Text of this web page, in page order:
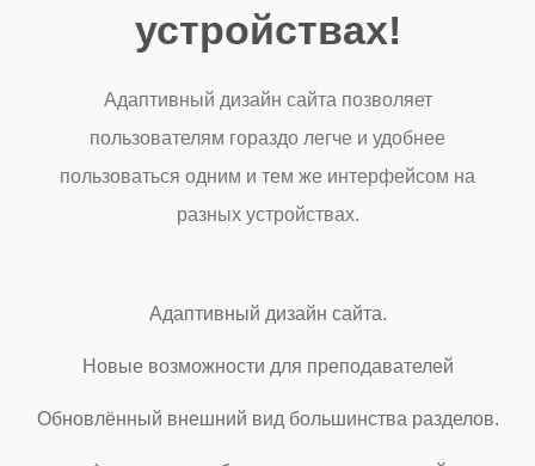
устройствах!
Адаптивный дизайн сайта позволяет
пользователям гораздо легче и удобнее
пользоваться одним и тем же интерфейсом на
разных устройствах.
Адаптивный дизайн сайта.
Новые возможности для преподавателей
Обновлённый внешний вид большинства разделов.